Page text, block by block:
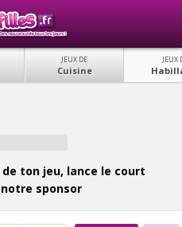
JEUX DE
Cuisine
JEUX
ton jeu, lance le court
sponsor